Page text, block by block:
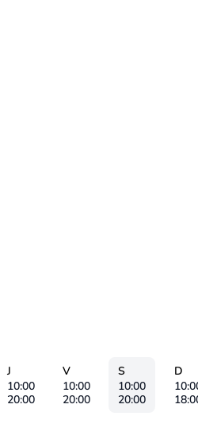
J
10:00
20:00
V
10:00
20:00
S
10:00
20:00
D